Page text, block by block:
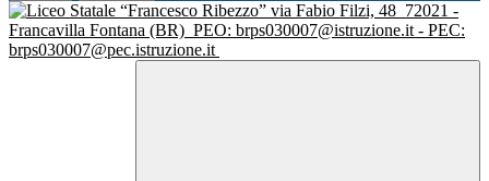
via Fabio Filzi, 48 72021 -
Francavilla Fontana (BR) PEO: brps030007@istruzione.it - PEC:
brps030007@pec.istruzione.it